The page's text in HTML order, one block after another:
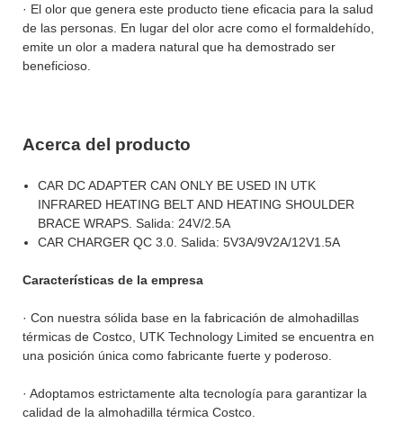
· El olor que genera este producto tiene eficacia para la salud
de las personas. En lugar del olor acre como el formaldehído,
emite un olor a madera natural que ha demostrado ser
beneficioso.
Acerca del producto
CAR DC ADAPTER CAN ONLY BE USED IN UTK
INFRARED HEATING BELT AND HEATING SHOULDER
BRACE WRAPS. Salida: 24V/2.5A
CAR CHARGER QC 3.0. Salida: 5V3A/9V2A/12V1.5A
Características de la empresa
· Con nuestra sólida base en la fabricación de almohadillas
térmicas de Costco, UTK Technology Limited se encuentra en
una posición única como fabricante fuerte y poderoso.
· Adoptamos estrictamente alta tecnología para garantizar la
calidad de la almohadilla térmica Costco.